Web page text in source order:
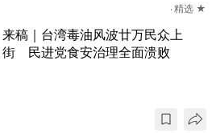
精选 ★
来稿｜台湾毒油风波廿万民众上
街 民进党食安治理全面溃败